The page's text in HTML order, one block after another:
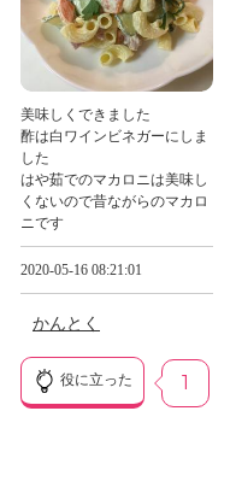
美味しくできました
酢は白ワインビネガーにしま
した
はや茹でのマカロニは美味し
くないので昔ながらのマカロ
ニです
2020-05-16 08:21:01
かんとく
役に立った 1